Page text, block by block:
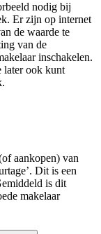
nodig bij
Er zijn op internet
de waarde te
van de
inschakelen.
later ook kunt
aankopen) van
Dit is een
is dit
makelaar